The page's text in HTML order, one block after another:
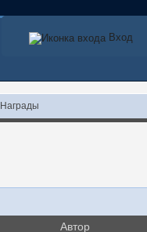
Вход
Награды
Автор